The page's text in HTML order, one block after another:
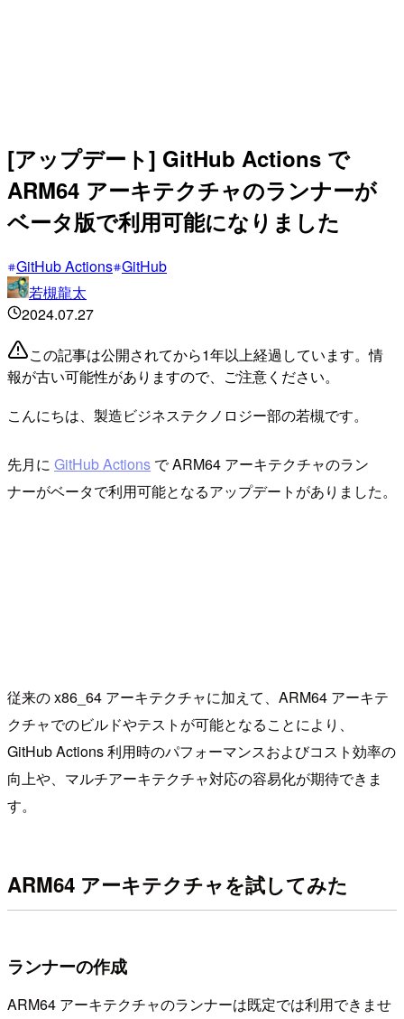
[アップデート] GitHub Actions で
ARM64 アーキテクチャのランナーが
ベータ版で利用可能になりました
GitHub Actions GitHub
若槻龍太
2024.07.27
この記事は公開されてから1年以上経過しています。情
報が古い可能性がありますので、ご注意ください。
こんにちは、製造ビジネステクノロジー部の若槻です。
先月に GitHub Actions で ARM64 アーキテクチャのラン
ナーがベータで利用可能となるアップデートがありました。
従来の x86_64 アーキテクチャに加えて、ARM64 アーキテ
クチャでのビルドやテストが可能となることにより、
GitHub Actions 利用時のパフォーマンスおよびコスト効率の
向上や、マルチアーキテクチャ対応の容易化が期待できま
す。
ARM64 アーキテクチャを試してみた
ランナーの作成
ARM64 アーキテクチャのランナーは既定では利用できませ